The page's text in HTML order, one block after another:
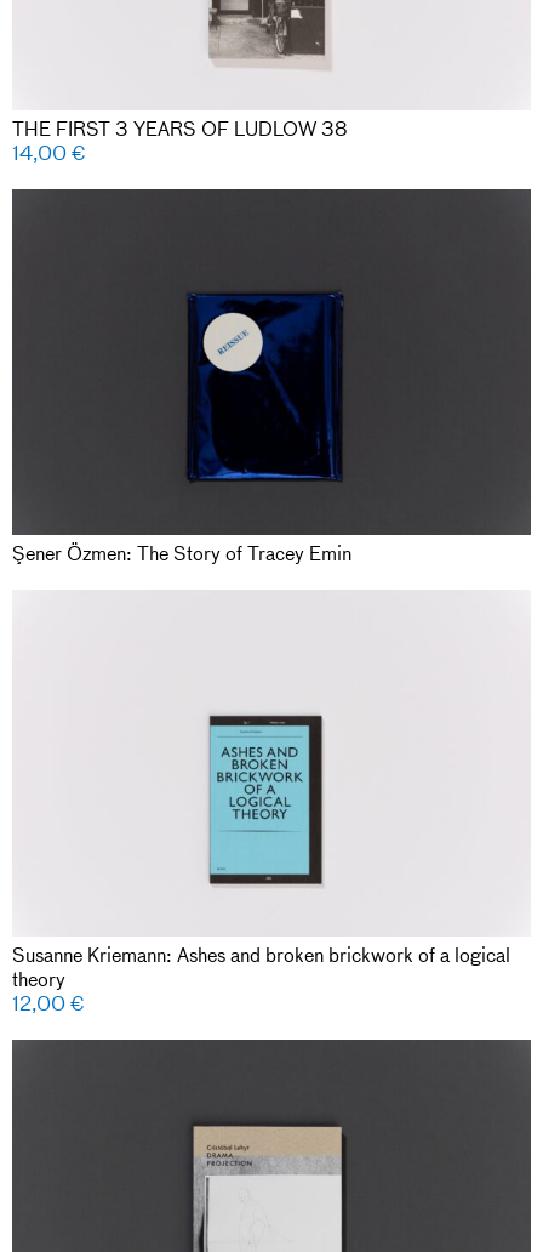
THE FIRST 3 YEARS OF LUDLOW 38
14,00€
Şener Özmen: The Story of Tracey Emin
Susanne Kriemann: Ashes and broken brickwork of a logical
theory
12,00€